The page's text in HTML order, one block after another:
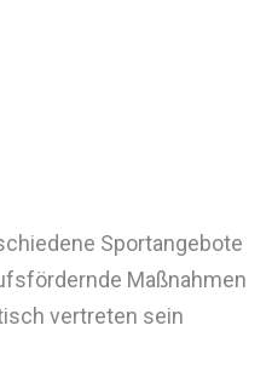
Sportangebote
Maßnahmen
vertreten sein